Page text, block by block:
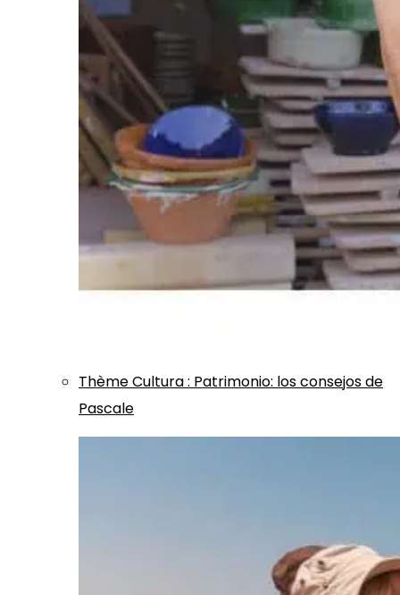
ThèmeCultura: Patrimonio: los consejos de
Pascale